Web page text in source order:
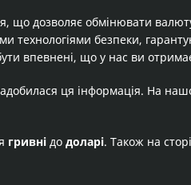
що дозволяє обмінювати
технологіями безпеки,
впевнені, що у нас ви
ця інформація. На
гривні до доларі. Також на